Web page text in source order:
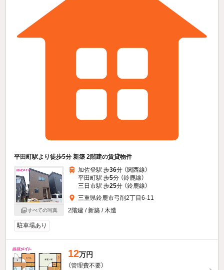
平田町駅より徒歩5分 新築 2階建の賃貸物件
すべての写真
加佐登駅 歩36分 （関西線）
平田町駅 歩5分 （鈴鹿線）
三日市駅 歩25分 （鈴鹿線）
三重県鈴鹿市弓削2丁目6-11
2階建 / 新築 / 木造
駐車場あり
12万円
（管理費不要）